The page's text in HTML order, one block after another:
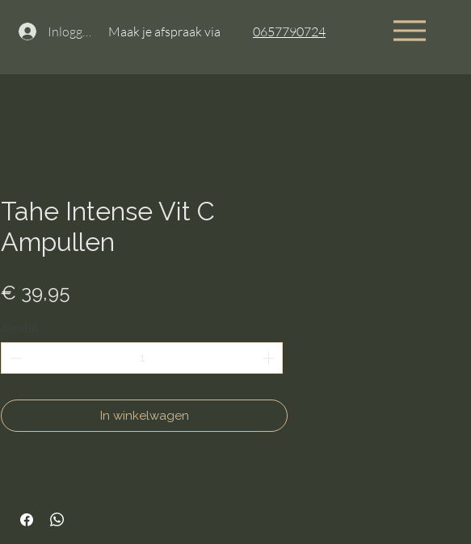
Inloggen Maak je afspraak via 0657790724
Tahe Intense Vit C
Ampullen
€ 39,95
In winkelwagen